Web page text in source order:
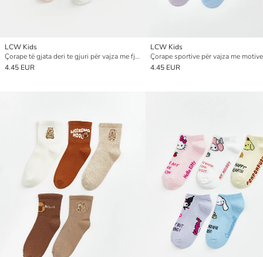
LCW Kids
Çorape të gjata deri te gjuri për vajza me fjongo, 2 copë
4.45 EUR
LCW Kids
4.45 EUR